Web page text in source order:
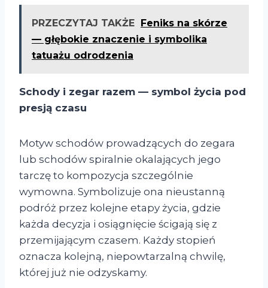
PRZECZYTAJ TAKŻE
Feniks na skórze
— głębokie znaczenie i symbolika
tatuażu odrodzenia
Schody i zegar razem — symbol życia pod
presją czasu
Motyw schodów prowadzących do zegara
lub schodów spiralnie okalających jego
tarczę to kompozycja szczególnie
wymowna. Symbolizuje ona nieustanną
podróż przez kolejne etapy życia, gdzie
każda decyzja i osiągnięcie ścigają się z
przemijającym czasem. Każdy stopień
oznacza kolejną, niepowtarzalną chwilę,
której już nie odzyskamy.